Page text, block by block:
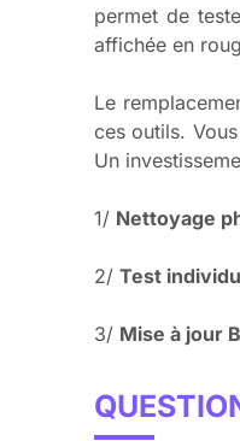
permet de
affichée en
Le
ces outils.
Un
1/ Nettoyage
2/ Test
3/ Mise à jour